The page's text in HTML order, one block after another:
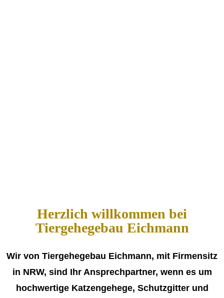
Herzlich willkommen bei
Tiergehegebau Eichmann
Wir von Tiergehegebau Eichmann, mit Firmensitz
in NRW, sind Ihr Ansprechpartner, wenn es um
hochwertige Katzengehege, Schutzgitter und